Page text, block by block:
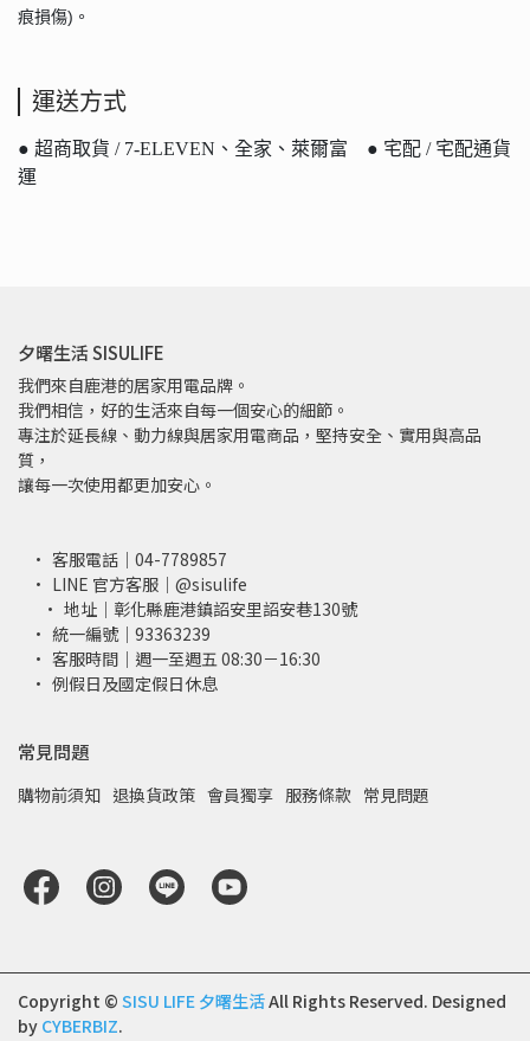
痕損傷)。
運送方式
● 超商取貨 / 7-ELEVEN、全家、萊爾富 ● 宅配 / 宅配通貨
運
夕曙生活 SISULIFE
我們來自鹿港的居家用電品牌。
我們相信，好的生活來自每一個安心的細節。
專注於延長線、動力線與居家用電商品，堅持安全、實用與高品
質，
讓每一次使用都更加安心。
客服電話｜04-7789857
LINE 官方客服｜@sisulife
地址｜彰化縣鹿港鎮詔安里詔安巷130號
統一編號｜93363239
客服時間｜週一至週五 08:30－16:30
例假日及國定假日休息
常見問題
購物前須知 退換貨政策 會員獨享 服務條款 常見問題
Copyright © SISU LIFE 夕曙生活All Rights Reserved. Designed
by CYBERBIZ.